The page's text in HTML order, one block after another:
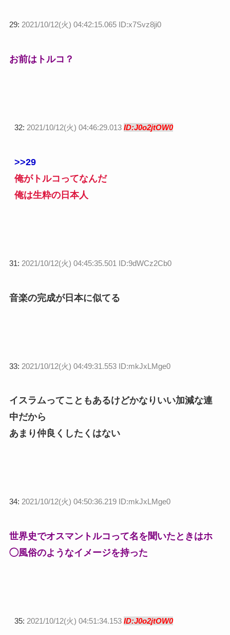
29: 2021/10/12(火) 04:42:15.065 ID:x7Svz8ji0
お前はトルコ？
32: 2021/10/12(火) 04:46:29.013 ID:J0o2jtOW0
>>29
俺がトルコってなんだ
俺は生粋の日本人
31: 2021/10/12(火) 04:45:35.501 ID:9dWCz2Cb0
音楽の完成が日本に似てる
33: 2021/10/12(火) 04:49:31.553 ID:mkJxLMge0
イスラムってこともあるけどかなりいい加減な連
中だから
あまり仲良くしたくはない
34: 2021/10/12(火) 04:50:36.219 ID:mkJxLMge0
世界史でオスマントルコって名を聞いたときはホ
◯風俗のようなイメージを持った
35: 2021/10/12(火) 04:51:34.153 ID:J0o2jtOW0